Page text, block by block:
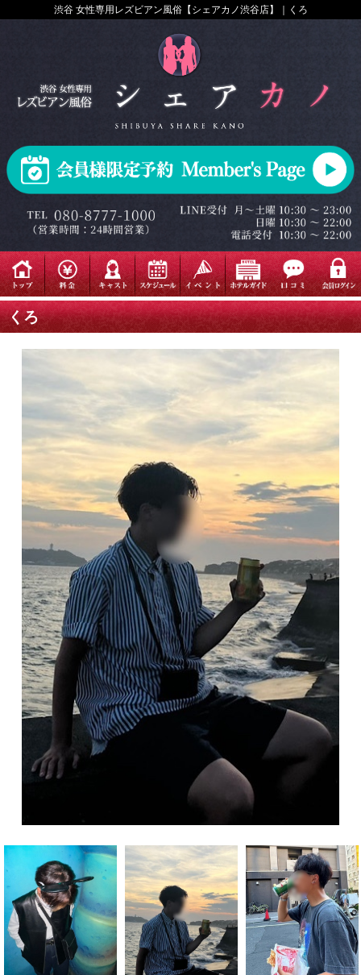
渋谷 女性専用レズビアン風俗【シェアカノ渋谷店】｜くろ
くろ